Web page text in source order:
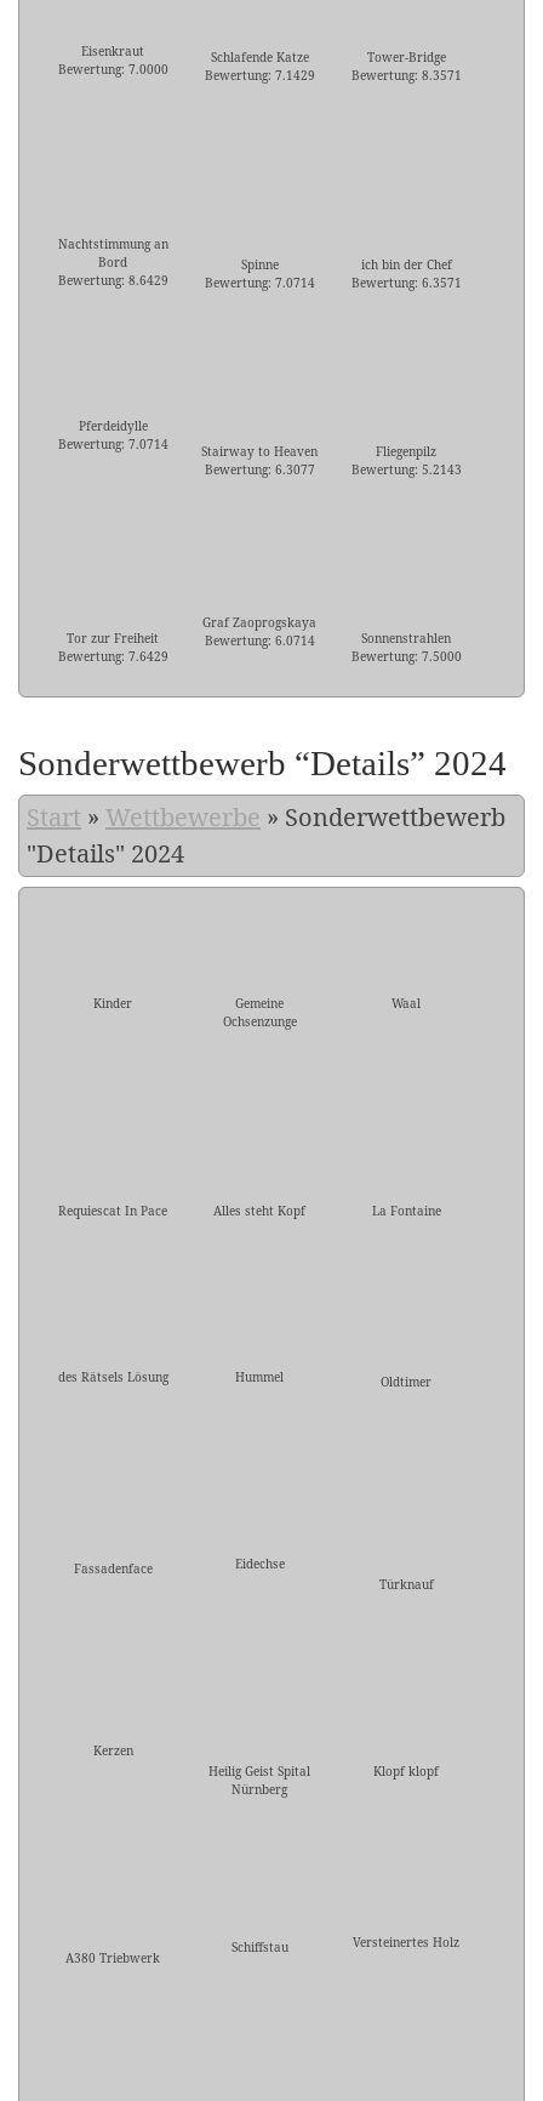
Eisenkraut
Bewertung: 7.0000
Schlafende Katze
Bewertung: 7.1429
Tower-Bridge
Bewertung: 8.3571
Nachtstimmung an
Bord
Bewertung: 8.6429
Spinne
Bewertung: 7.0714
ich bin der Chef
Bewertung: 6.3571
Pferdeidylle
Bewertung: 7.0714
Stairway to Heaven
Bewertung: 6.3077
Fliegenpilz
Bewertung: 5.2143
Tor zur Freiheit
Bewertung: 7.6429
Graf Zaoprogskaya
Bewertung: 6.0714
Sonnenstrahlen
Bewertung: 7.5000
Sonderwettbewerb “Details” 2024
Start » Wettbewerbe » Sonderwettbewerb
"Details" 2024
Kinder
Gemeine
Ochsenzunge
Waal
Requiescat In Pace Alles steht Kopf La Fontaine
des Rätsels Lösung Hummel Oldtimer
Fassadenface
Eidechse
Türknauf
Kerzen
Heilig Geist Spital
Nürnberg
Klopf klopf
A380 Triebwerk
Schiffstau Versteinertes Holz